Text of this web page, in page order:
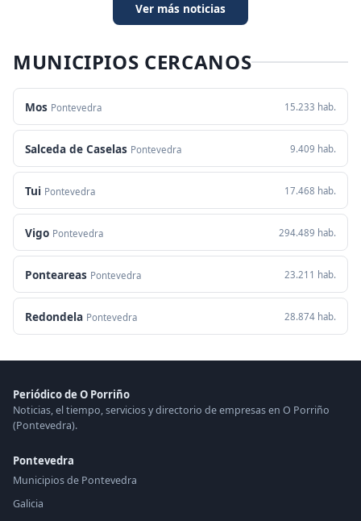
Ver más noticias
MUNICIPIOS CERCANOS
Mos Pontevedra 15.233 hab.
Salceda de Caselas Pontevedra 9.409 hab.
Tui Pontevedra 17.468 hab.
Vigo Pontevedra 294.489 hab.
Ponteareas Pontevedra 23.211 hab.
Redondela Pontevedra 28.874 hab.
Periódico de O Porriño
Noticias, el tiempo, servicios y directorio de empresas en O Porriño
(Pontevedra).
Pontevedra
Municipios de Pontevedra
Galicia